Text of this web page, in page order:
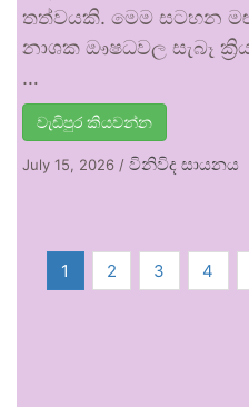
තත්වයකි. මෙම සටහන
නාශක ඖෂධවල සැබෑ
…
වැඩිපුර කියවන්න
July 15, 2026 / විනිවිද සායනය
1 2 3 4